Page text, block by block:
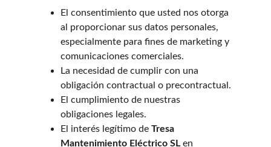
El consentimiento que usted nos otorga
al proporcionar sus datos personales,
especialmente para fines de marketing y
comunicaciones comerciales.
La necesidad de cumplir con una
obligación contractual o precontractual.
El cumplimiento de nuestras
obligaciones legales.
El interés legítimo de Tresa
Mantenimiento Eléctrico SL en